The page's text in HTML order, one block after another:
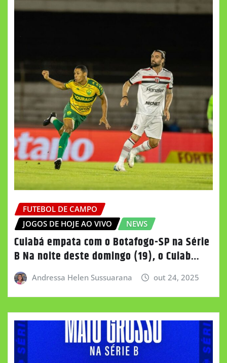
FUTEBOL DE CAMPO
JOGOS DE HOJE AO VIVO
NEWS
Cuiabá empata com o Botafogo-SP na Série
B Na noite deste domingo (19), o Cuiab…
Andressa Helen Sussuarana out 24, 2025